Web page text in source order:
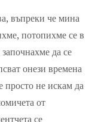
въпреки че мина
потопихме се в
да се
онези времена
просто не искам да
от
се